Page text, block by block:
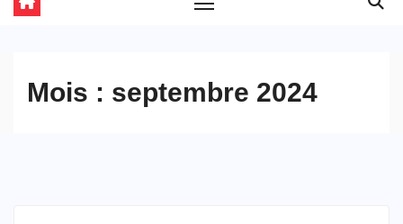
Mois : septembre 2024